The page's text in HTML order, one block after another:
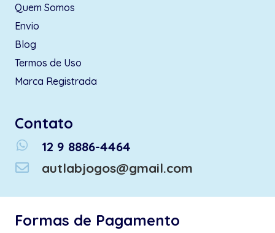
Quem Somos
Envio
Blog
Termos de Uso
Marca Registrada
Contato
whatsapp
12 9 8886-4464
autlabjogos@gmail.com
Formas de Pagamento